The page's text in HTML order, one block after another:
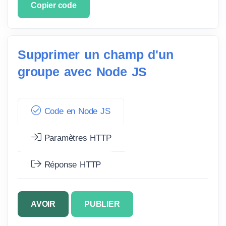
Copier code
Supprimer un champ d'un
groupe avec Node JS
Code en Node JS
Paramètres HTTP
Réponse HTTP
AVOIR PUBLIER